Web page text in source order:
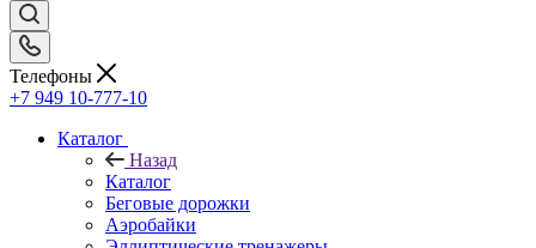
Телефоны
+7 949 10-777-10
Каталог
Назад
Каталог
Беговые дорожки
Аэробайки